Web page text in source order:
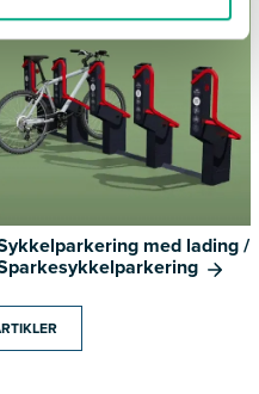
med lading /